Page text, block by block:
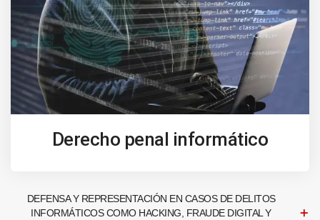
Derecho penal informático
DEFENSA Y REPRESENTACIÓN EN CASOS DE DELITOS
INFORMÁTICOS COMO HACKING, FRAUDE DIGITAL Y